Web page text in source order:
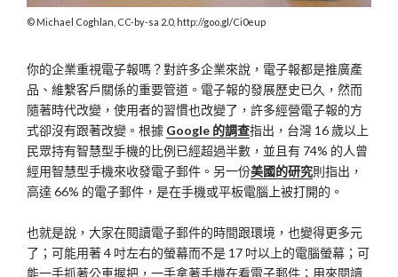
Michael Coghlan, CC-by-sa 2.0, http://goo.gl/Ci0eup
你的企業重視電子報嗎？對許多企業來說，電子報都是推廣產
品、維繫客戶關係的重要管道。電子報的發展歷史已久，然而
隨著時代改變，使用者的習慣也改變了，許多經營電子報的方
式卻沒有跟著改變。根據 Google 的調查指出，台灣 16 歲以上
民眾持有智慧型手機的比例已經超過半數，並且有 74% 的人曾
經用智慧型手機來收發電子郵件。另一份美國的研究則指出，
高達 66% 的電子郵件，是在手機或平板電腦上被打開的。
也就是說，大家在閱讀電子郵件的時間跟環境，也變得更多元
了；可能用著 4 吋左右的螢幕而不是 17 吋以上的電腦螢幕；可
能一手抓著公車握把，一手拿著手機在看電子郵件；用來閱讀